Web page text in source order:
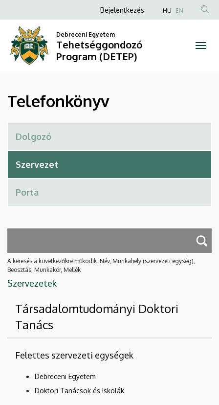
Telefonkönyv
Tehetséggondozó
Program
(DETEP)
a
tartalomra
Anonim
fiók
menüje
Bejelentkezés HU EN
Debreceni Egyetem
Tehetséggondozó
Program (DETEP)
Telefonkönyv
A keresés a következőkre működik: Név, Munkahely (szervezeti egység),
Beosztás, Munkakör, Mellék
Szervezetek
Társadalomtudományi Doktori
Tanács
Felettes szervezeti egységek
Debreceni Egyetem
Doktori Tanácsok és Iskolák